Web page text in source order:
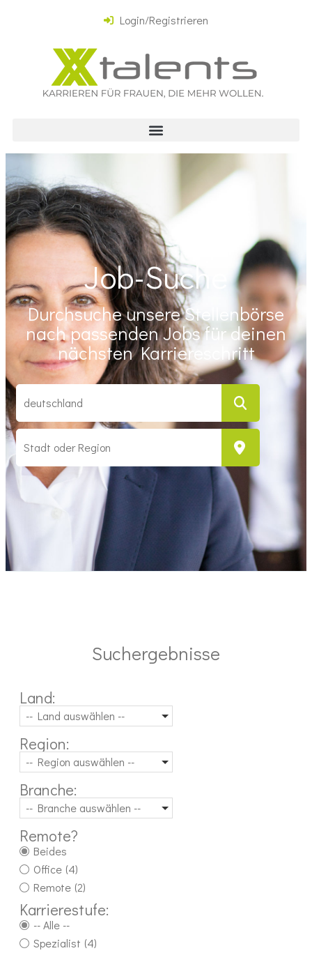
Login/Registrieren
Job-Suche
Durchsuche unsere Stellenbörse
nach passenden Jobs für deinen
nächsten Karriereschritt
Suchergebnisse
Land:
-- Land auswählen --
Region:
-- Region auswählen --
Branche:
-- Branche auswählen --
Remote?
Beides
Office (4)
Remote (2)
Karrierestufe:
-- Alle --
Spezialist (4)